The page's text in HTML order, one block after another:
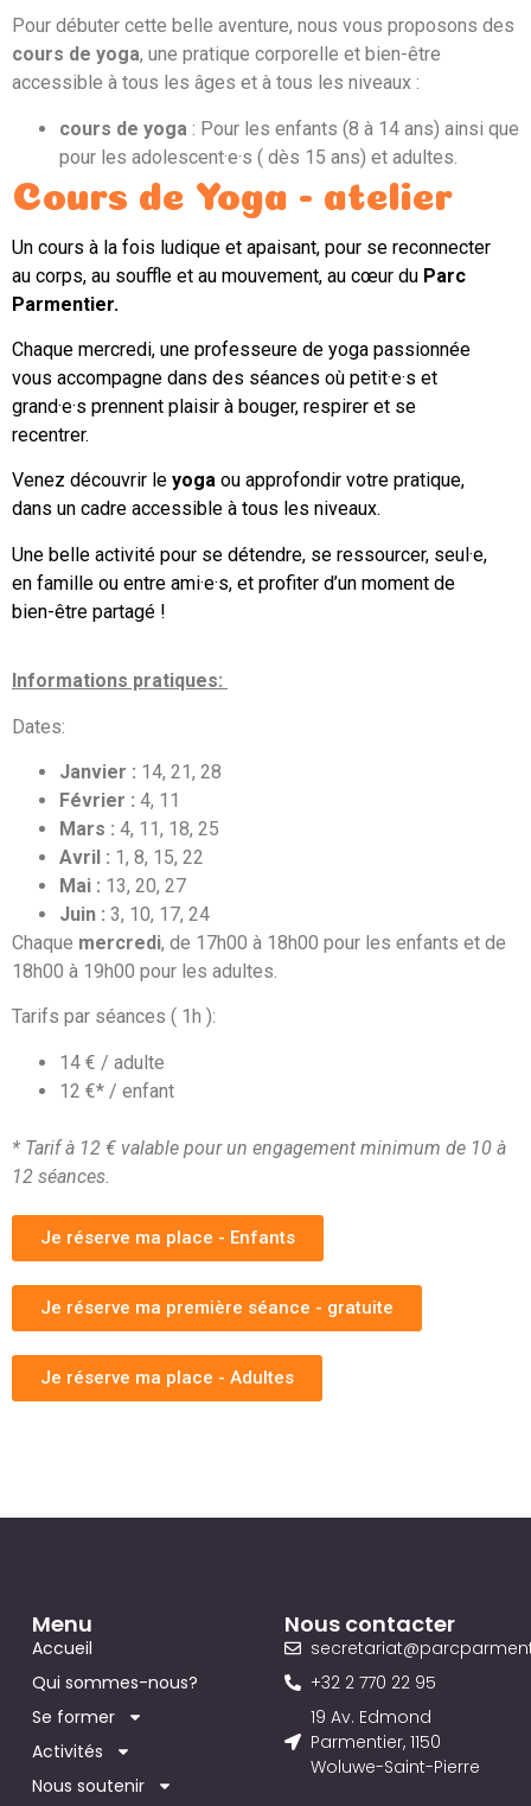
Pour débuter cette belle aventure, nous vous proposons des
cours de yoga, une pratique corporelle et bien-être
accessible à tous les âges et à tous les niveaux :
cours de yoga : Pour les enfants (8 à 14 ans) ainsi que
pour les adolescent·e·s ( dès 15 ans) et adultes.
Cours de Yoga - atelier
Un cours à la fois ludique et apaisant, pour se reconnecter
au corps, au souffle et au mouvement, au cœur du Parc
Parmentier.
Chaque mercredi, une professeure de yoga passionnée
vous accompagne dans des séances où petit·e·s et
grand·e·s prennent plaisir à bouger, respirer et se
recentrer.
Venez découvrir le yoga ou approfondir votre pratique,
dans un cadre accessible à tous les niveaux.
Une belle activité pour se détendre, se ressourcer, seul·e,
en famille ou entre ami·e·s, et profiter d’un moment de
bien-être partagé !
Informations pratiques:
Dates:
Janvier : 14, 21, 28
Février : 4, 11
Mars : 4, 11, 18, 25
Avril : 1, 8, 15, 22
Mai : 13, 20, 27
Juin : 3, 10, 17, 24
Chaque mercredi, de 17h00 à 18h00 pour les enfants et de
18h00 à 19h00 pour les adultes.
Tarifs par séances ( 1h ):
14 € / adulte
12 €* / enfant
* Tarif à 12 € valable pour un engagement minimum de 10 à
12 séances.
Je réserve ma place - Enfants
Je réserve ma première séance - gratuite
Je réserve ma place - Adultes
Menu
Accueil
Qui sommes-nous?
Se former
Activités
Nous soutenir
Nous contacter
+32 2 770 22 95
19 Av. Edmond
Parmentier, 1150
Woluwe-Saint-Pierre